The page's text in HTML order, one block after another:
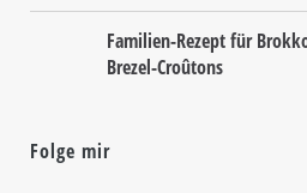
Familien-Rezept für
Brezel-Croûtons
Folge mir